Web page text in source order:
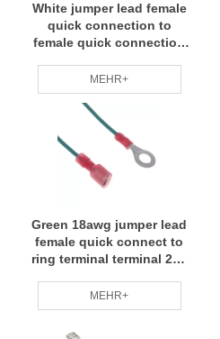
White jumper lead female
quick connection to
female quick connection
/ kg
MEHR+
Green 18awg jumper lead
female quick connect to
ring terminal terminal 250
MEHR+